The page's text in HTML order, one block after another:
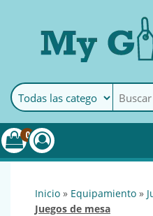
MyGoods ·
0
inicio » equipamiento »
juegos de mesa